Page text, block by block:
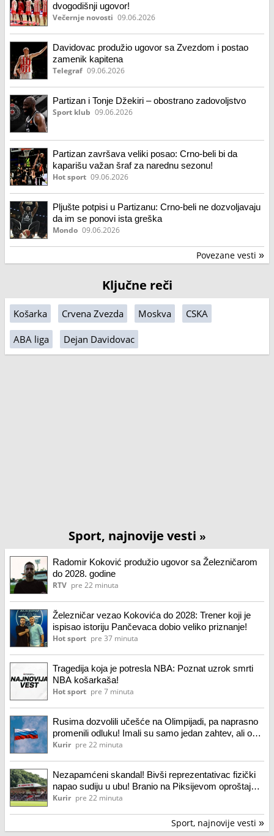
dvogodišnji ugovor!
Večernje novosti 09.06.2026
Davidovac produžio ugovor sa Zvezdom i postao
zamenik kapitena
Telegraf 09.06.2026
Partizan i Tonje Džekiri – obostrano zadovoljstvo
Sport klub 09.06.2026
Partizan završava veliki posao: Crno-beli bi da
kaparišu važan šraf za narednu sezonu!
Hot sport 09.06.2026
Pljušte potpisi u Partizanu: Crno-beli ne dozvoljavaju
da im se ponovi ista greška
Mondo 09.06.2026
Povezane vesti »
Ključne reči
Košarka Crvena Zvezda Moskva CSKA
ABA liga Dejan Davidovac
Sport, najnovije vesti »
Radomir Koković produžio ugovor sa Železničarom
do 2028. godine
RTV pre 22 minuta
Železničar vezao Kokovića do 2028: Trener koji je
ispisao istoriju Pančevaca dobio veliko priznanje!
Hot sport pre 37 minuta
Tragedija koja je potresla NBA: Poznat uzrok smrti
NBA košarkaša!
Hot sport pre 7 minuta
Rusima dozvolili učešće na Olimpijadi, pa naprasno
promenili odluku! Imali su samo jedan zahtev, ali on
nije ispoštovan
Kurir pre 22 minuta
Nezapamćeni skandal! Bivši reprezentativac fizički
napao sudiju u ubu! Branio na Piksijevom oproštaju,
sada nasrnuo na arbitra posle utakmice
Kurir pre 22 minuta
Sport, najnovije vesti »